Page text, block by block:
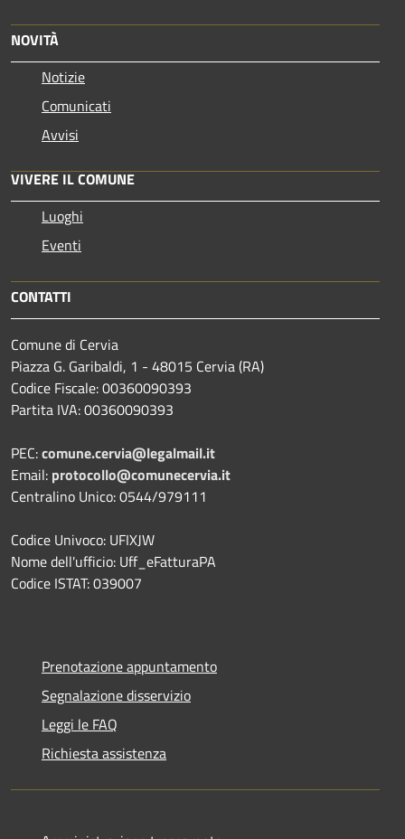
NOVITÀ
Notizie
Comunicati
Avvisi
VIVERE IL COMUNE
Luoghi
Eventi
CONTATTI
Comune di Cervia
Piazza G. Garibaldi, 1 - 48015 Cervia (RA)
Codice Fiscale: 00360090393
Partita IVA: 00360090393
PEC:comune.cervia@legalmail.it
Email: protocollo@comunecervia.it
Centralino Unico: 0544/979111
Codice Univoco: UFIXJW
Nome dell'ufficio: Uff_eFatturaPA
Codice ISTAT: 039007
Prenotazione appuntamento
Segnalazione disservizio
Leggi le FAQ
Richiesta assistenza